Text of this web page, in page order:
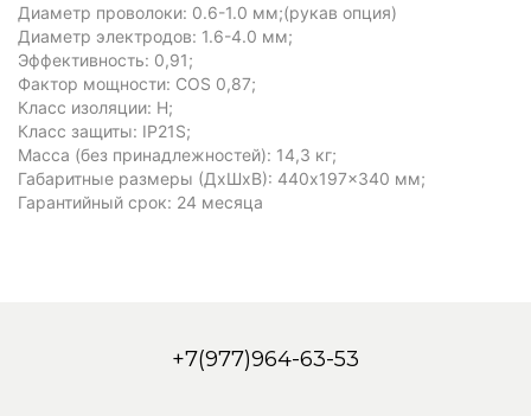
Диаметр проволоки: 0.6-1.0 мм;(рукав опция)
Диаметр электродов: 1.6-4.0 мм;
Эффективность: 0,91;
Фактор мощности: COS 0,87;
Класс изоляции: H;
Класс защиты: IP21S;
Масса (без принадлежностей): 14,3 кг;
Габаритные размеры (ДxШxВ): 440x197x340 мм;
Гарантийный срок: 24 месяца
+7(977)964-63-53